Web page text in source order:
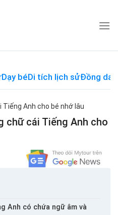
Dạy béDi tích lịch sửĐồng dao
Anh cho bé nhớ lâu
chữ cái Tiếng Anh cho
Anh có chứa ngữ âm và